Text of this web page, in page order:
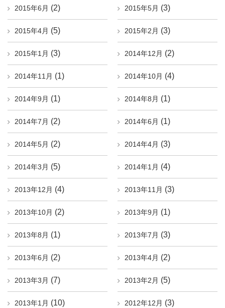
2015年6月 (2) 2015年5月 (3)
2015年4月 (5) 2015年2月 (3)
2015年1月 (3) 2014年12月 (2)
2014年11月 (1) 2014年10月 (4)
2014年9月 (1) 2014年8月 (1)
2014年7月 (2) 2014年6月 (1)
2014年5月 (2) 2014年4月 (3)
2014年3月 (5) 2014年1月 (4)
2013年12月 (4) 2013年11月 (3)
2013年10月 (2) 2013年9月 (1)
2013年8月 (1) 2013年7月 (3)
2013年6月 (2) 2013年4月 (2)
2013年3月 (7) 2013年2月 (5)
2013年1月 (10) 2012年12月 (3)